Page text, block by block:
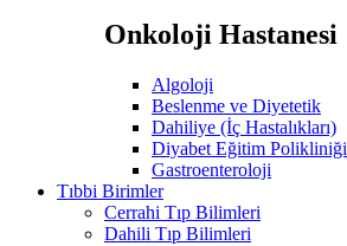
Onkoloji Hastanesi
Algoloji
Beslenme ve Diyetetik
Dahiliye (İç Hastalıkları)
Diyabet Eğitim Polikliniği
Gastroenteroloji
Tıbbi Birimler
Cerrahi Tıp Bilimleri
Dahili Tıp Bilimleri